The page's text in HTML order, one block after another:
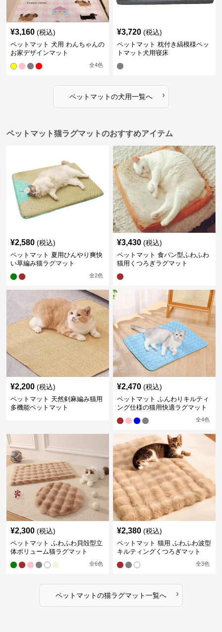
¥3,160 (税込)
ペットマット 犬用 わんちゃんの
お家デザインマット
全4色
¥3,720 (税込)
ペットマット 枕付き縞模様ペッ
トマット犬用寝床
ペットマットの犬用一覧へ ›
ペットマット猫ラグマットのおすすめアイテム
¥2,580 (税込)
ペットマット 夏用ひんやり爽快
い草編み猫ラグマット
全2色
¥3,430 (税込)
ペットマット 食パン型ふわふわ
猫用くつろぎラグマット
¥2,200 (税込)
ペットマット 天然剣麻編み猫用
多機能ペットマット
¥2,470 (税込)
ペットマット ふんわりキルティ
ング仕様の猫用快適ラグマット
全4色
¥2,300 (税込)
ペットマット ふわふわ貝殻型立
体ボリューム猫ラグマット
全6色
¥2,380 (税込)
ペットマット 猫用 ふわふわ波型
キルティングくつろぎマット
全3色
ペットマットの猫ラグマット一覧へ ›